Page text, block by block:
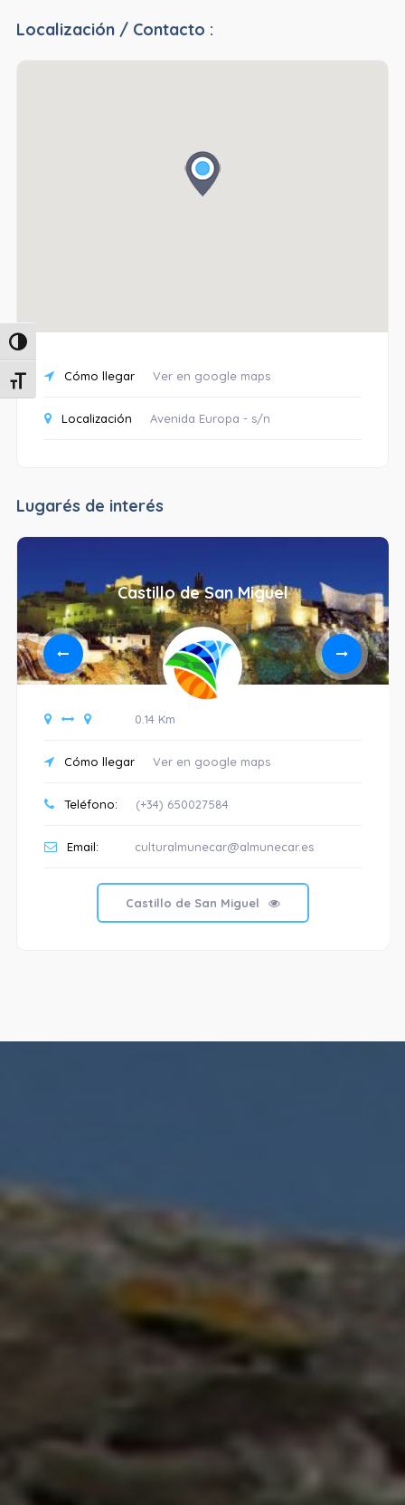
Alternar alto contraste
Alternar tamaño de letra
Localización / Contacto :
Cómo llegar Ver en google maps
Localización Avenida Europa - s/n
Lugarés de interés
Castillo de San Miguel
0.14 Km
Cómo llegar Ver en google maps
Teléfono: (+34) 650027584
Email: culturalmunecar@almunecar.es
Castillo de San Miguel